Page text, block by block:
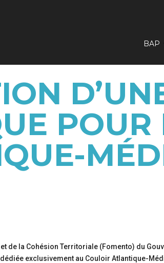
BAP
POUR
de la Cohésion Territoriale (Fomento) du
exclusivement au Couloir Atlantique-